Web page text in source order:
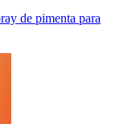
de pimenta para